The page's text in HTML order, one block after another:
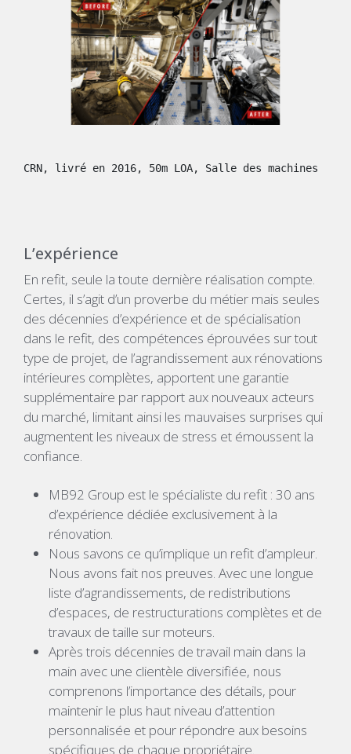
CRN, livré en 2016, 50m LOA, Salle des machines
L’expérience
En refit, seule la toute dernière réalisation compte.
Certes, il s’agit d’un proverbe du métier mais seules
des décennies d’expérience et de spécialisation
dans le refit, des compétences éprouvées sur tout
type de projet, de l’agrandissement aux rénovations
intérieures complètes, apportent une garantie
supplémentaire par rapport aux nouveaux acteurs
du marché, limitant ainsi les mauvaises surprises qui
augmentent les niveaux de stress et émoussent la
confiance.
MB92 Group est le spécialiste du refit : 30 ans
d’expérience dédiée exclusivement à la
rénovation.
Nous savons ce qu’implique un refit d’ampleur.
Nous avons fait nos preuves. Avec une longue
liste d’agrandissements, de redistributions
d’espaces, de restructurations complètes et de
travaux de taille sur moteurs.
Après trois décennies de travail main dans la
main avec une clientèle diversifiée, nous
comprenons l’importance des détails, pour
maintenir le plus haut niveau d’attention
personnalisée et pour répondre aux besoins
spécifiques de chaque propriétaire.